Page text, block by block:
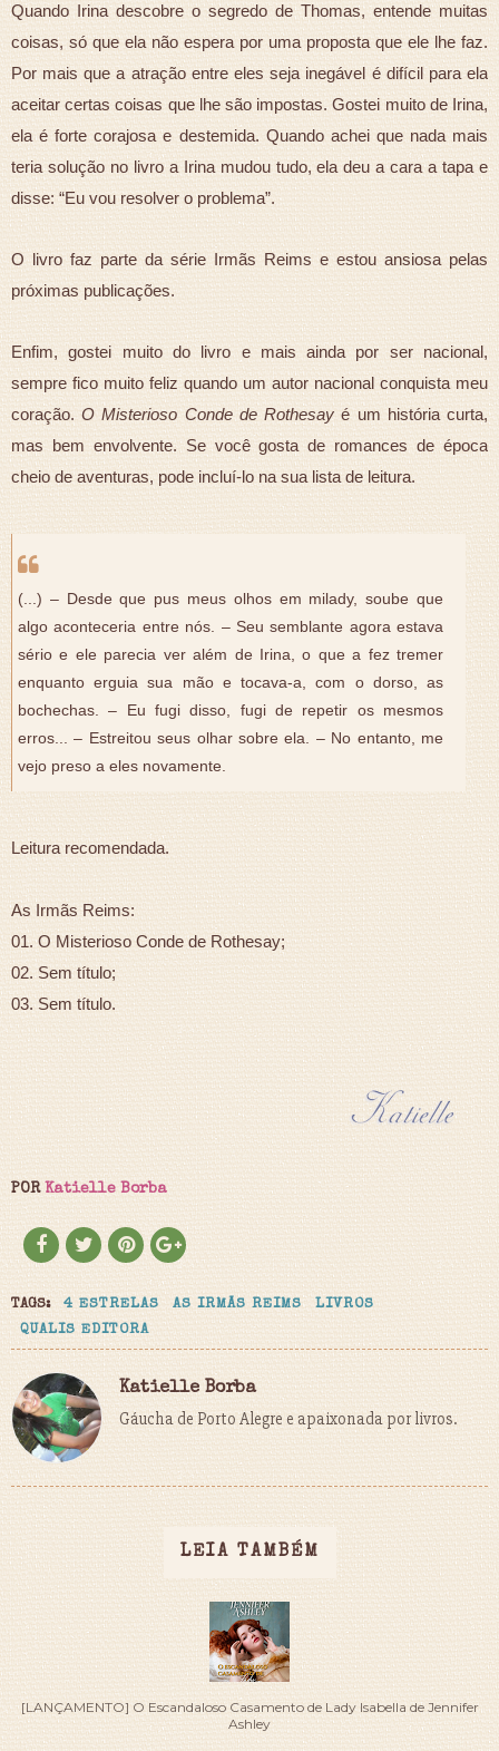
Quando Irina descobre o segredo de Thomas, entende muitas
coisas, só que ela não espera por uma proposta que ele lhe faz.
Por mais que a atração entre eles seja inegável é difícil para ela
aceitar certas coisas que lhe são impostas. Gostei muito de Irina,
ela é forte corajosa e destemida. Quando achei que nada mais
teria solução no livro a Irina mudou tudo, ela deu a cara a tapa e
disse: “Eu vou resolver o problema”.
O livro faz parte da série Irmãs Reims e estou ansiosa pelas
próximas publicações.
Enfim, gostei muito do livro e mais ainda por ser nacional,
sempre fico muito feliz quando um autor nacional conquista meu
coração.O Misterioso Conde de Rothesayé um história curta,
mas bem envolvente. Se você gosta de romances de época
cheio de aventuras, pode incluí-lo na sua lista de leitura.
(...) – Desde que pus meus olhos em milady, soube que
algo aconteceria entre nós. – Seu semblante agora estava
sério e ele parecia ver além de Irina, o que a fez tremer
enquanto erguia sua mão e tocava-a, com o dorso, as
bochechas. – Eu fugi disso, fugi de repetir os mesmos
erros... – Estreitou seus olhar sobre ela. – No entanto, me
vejo preso a eles novamente.
Leitura recomendada.
As Irmãs Reims:
01. O Misterioso Conde de Rothesay;
02. Sem título;
03. Sem título.
POR Katielle Borba
TAGS: 4 ESTRELAS AS IRMÃS REIMS
LIVROS
QUALIS EDITORA
Katielle Borba
Gáucha de Porto Alegre e apaixonada por livros.
LEIA TAMBÉM
[LANÇAMENTO] O Escandaloso Casamento de Lady Isabella de Jennifer
Ashley